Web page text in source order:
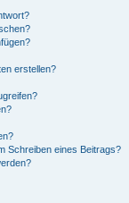
erstellen?
Schreiben eines Beitrags?